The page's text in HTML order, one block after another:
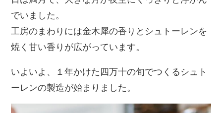
でいました。
工房のまわりには金木犀の香りとシュトーレンを
焼く甘い香りが広がっています。
いよいよ、１年かけた四万十の旬でつくるシュト
ーレンの製造が始まりました。